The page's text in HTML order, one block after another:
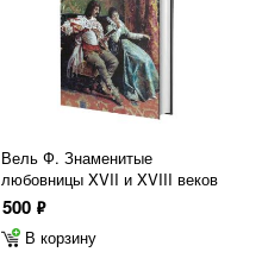
Вель Ф. Знаменитые
любовницы XVII и XVIII веков
500 ф
В корзину